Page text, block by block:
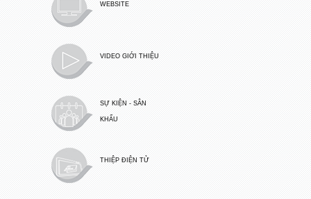
WEBSITE
VIDEO GIỚI THIỆU
SỰ KIỆN - SÂN
KHẤU
THIỆP ĐIỆN TỬ